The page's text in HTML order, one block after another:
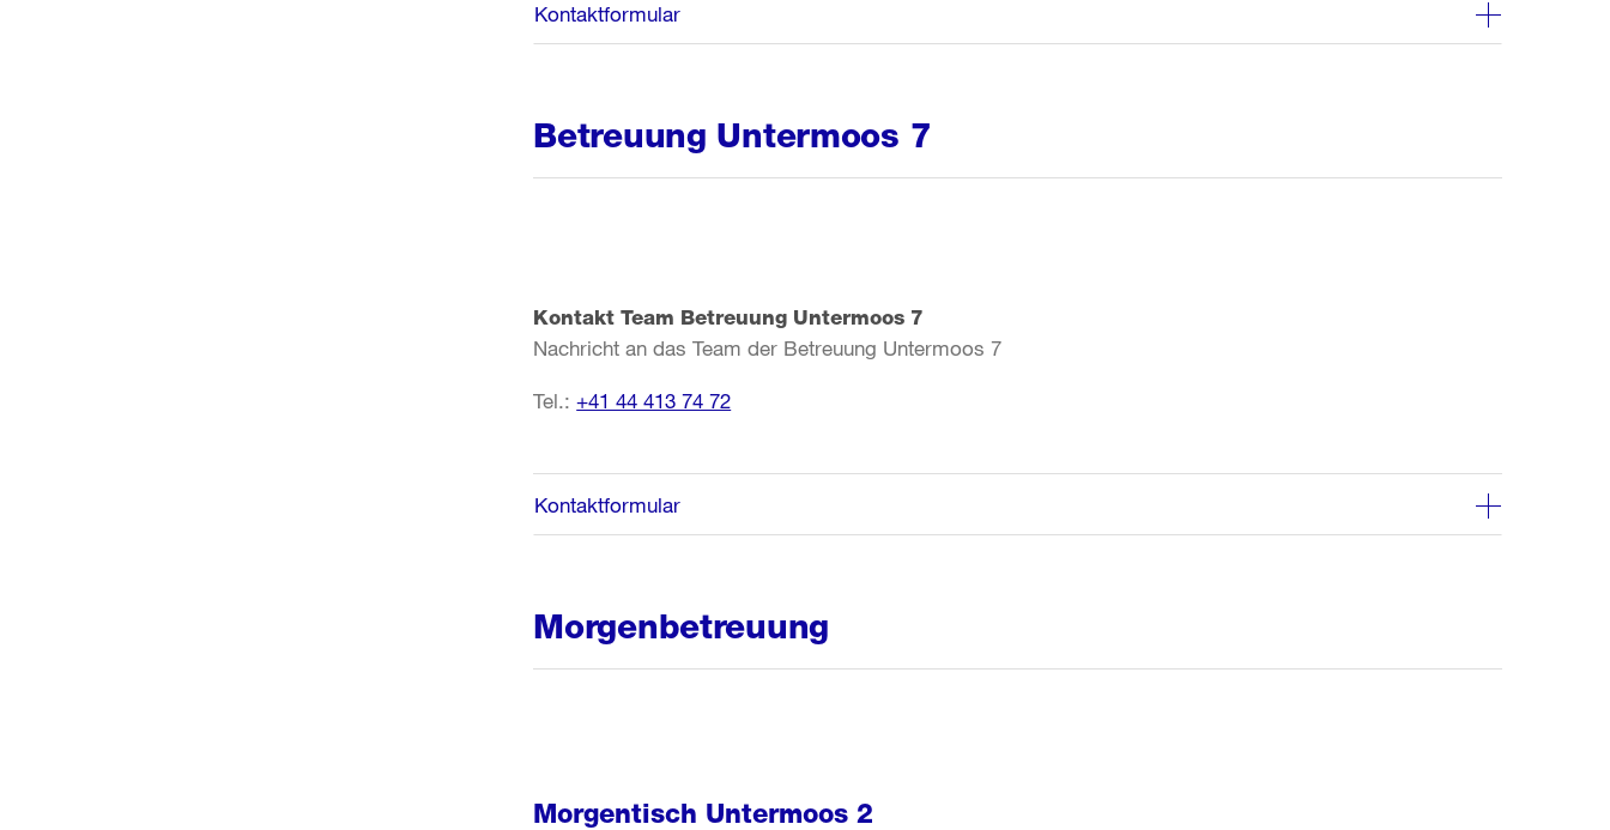
Kontaktformular
Betreuung Untermoos 7
Kontakt Team Betreuung Untermoos 7
Nachricht an das Team der Betreuung Untermoos 7
Tel.:+41 44 413 74 72
Kontaktformular
Morgenbetreuung
Morgentisch Untermoos 2